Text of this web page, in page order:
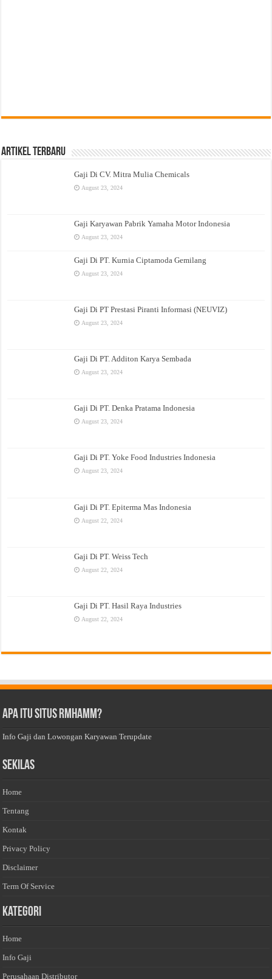
Artikel Terbaru
Gaji Di CV. Mitra Mulia Chemicals
August 23, 2024
Gaji Karyawan Pabrik Yamaha Motor Indonesia
August 23, 2024
Gaji Di PT. Kurnia Ciptamoda Gemilang
August 23, 2024
Gaji Di PT Prestasi Piranti Informasi (NEUVIZ)
August 23, 2024
Gaji Di PT. Additon Karya Sembada
August 23, 2024
Gaji Di PT. Denka Pratama Indonesia
August 23, 2024
Gaji Di PT. Yoke Food Industries Indonesia
August 23, 2024
Gaji Di PT. Epiterma Mas Indonesia
August 22, 2024
Gaji Di PT. Weiss Tech
August 22, 2024
Gaji Di PT. Hasil Raya Industries
August 22, 2024
Apa Itu Situs Rmhamm?
Info Gaji dan Lowongan Karyawan Terupdate
Sekilas
Home
Tentang
Kontak
Privacy Policy
Disclaimer
Term Of Service
Kategori
Home
Info Gaji
Perusahaan Distributor